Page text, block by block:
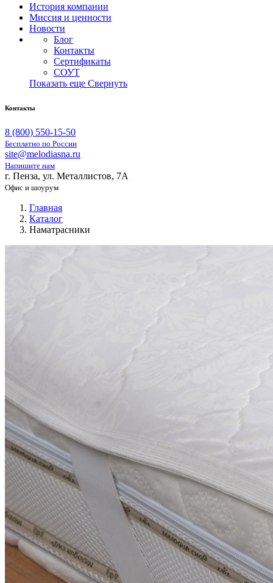
История компании
Миссия и ценности
Новости
Блог
Контакты
Сертификаты
СОУТ
Показать еще Свернуть
Контакты
8 (800) 550-15-50
Бесплатно по России
site@melodiasna.ru
Напишите нам
г. Пенза, ул. Металлистов, 7А
Офис и шоурум
Главная
Каталог
Наматрасники